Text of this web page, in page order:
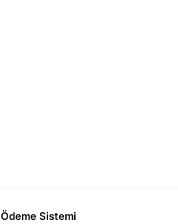
Sistemi